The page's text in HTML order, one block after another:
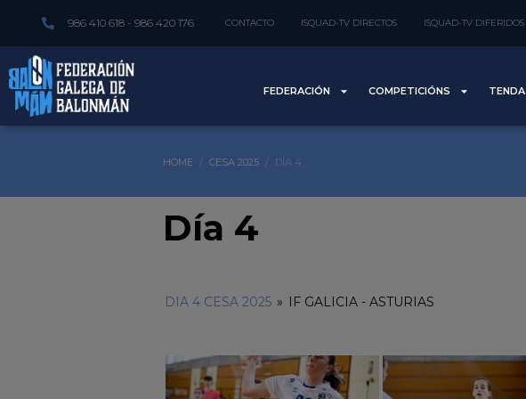
986 410 618 - 986 420 176 CONTACTO ISQUAD-TV DIRECTOS ISQUAD-TV DIFERIDOS
FEDERACIÓN COMPETICIÓNS TENDA
HOME CESA 2025 DÍA 4
Día 4
DIA 4 CESA 2025 » IF GALICIA - ASTURIAS